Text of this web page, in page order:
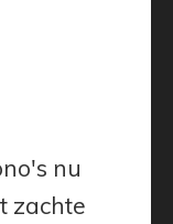
nu
zachte